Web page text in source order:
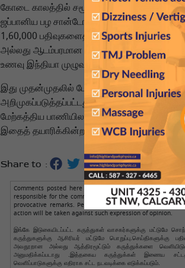
கோடை காலத்தில் சமூக ஊடகங்களில் பெரும்
ஜப்பானிய பழ சான்டோவும் ஒன்றாகும்.
1,60,000 பதிவுகளைத் தாண்டியுள்ளது.
அல்லது ஆடம்பரமான கஃபேக்களுக்குள் மட்டும்
உணவு இந்தியா முழுவதும் உள்ள சிறிய
இது முதன்முதலில் டோக்கியோ மற்றும்
அறிமுகப்படுத்தப்பட்டது. பருவகாலப்
மேற்கத்திய பாணியிலான வெள்ளை ரொட்டி
இதைத் தயாரிக்கின்றன.
Share to :
Comments posted here are from readers only, not from
responsible for the comments. Respondents to the news
provocative remarks. Personal abuse is not allowed.
action will be taken against such expression of opinion.
இங்கே இடுகையிடப்பட்ட கருத்துகள் வாசகர்களுக்கு மட்டுமே
கருத்துகளுக்கு ஆசிரியர் மட்டுமே
அவதூறான அல்லது ஆத்திரமூட்டும் கருத்துக்களை
அனுமதிக்கப்படாது .இத்தகைய கருத்துக்கள் இணைய
வெளிப்பாடுகளுக்கு எதிராக சட்ட நடவடிக்கை எடுக்கப்படும்.